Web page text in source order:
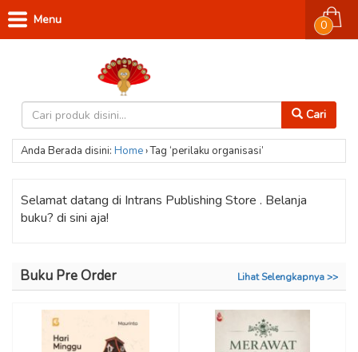
Cari
0
Menu
Anda Berada disini: Home›Tag ‘perilaku organisasi’
Selamat datang di Intrans Publishing Store . Belanja
buku? di sini aja!
Buku Pre Order Lihat Selengkapnya >>